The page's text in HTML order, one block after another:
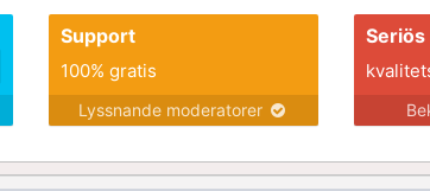
Support
100% gratis
Lyssnande moderatorer
Seriös